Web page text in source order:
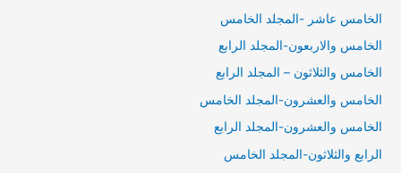
الخامس عاشر -المجلد الخامس
الخامس والاربعون-المجلد الرابع
الخامس والثلاثون – المجلد الرابع
الخامس والعشرون-المجلد الخامس
الخامس والعشرون-المجلد الرابع
الرابع والثلاثون-المجلد الخامس